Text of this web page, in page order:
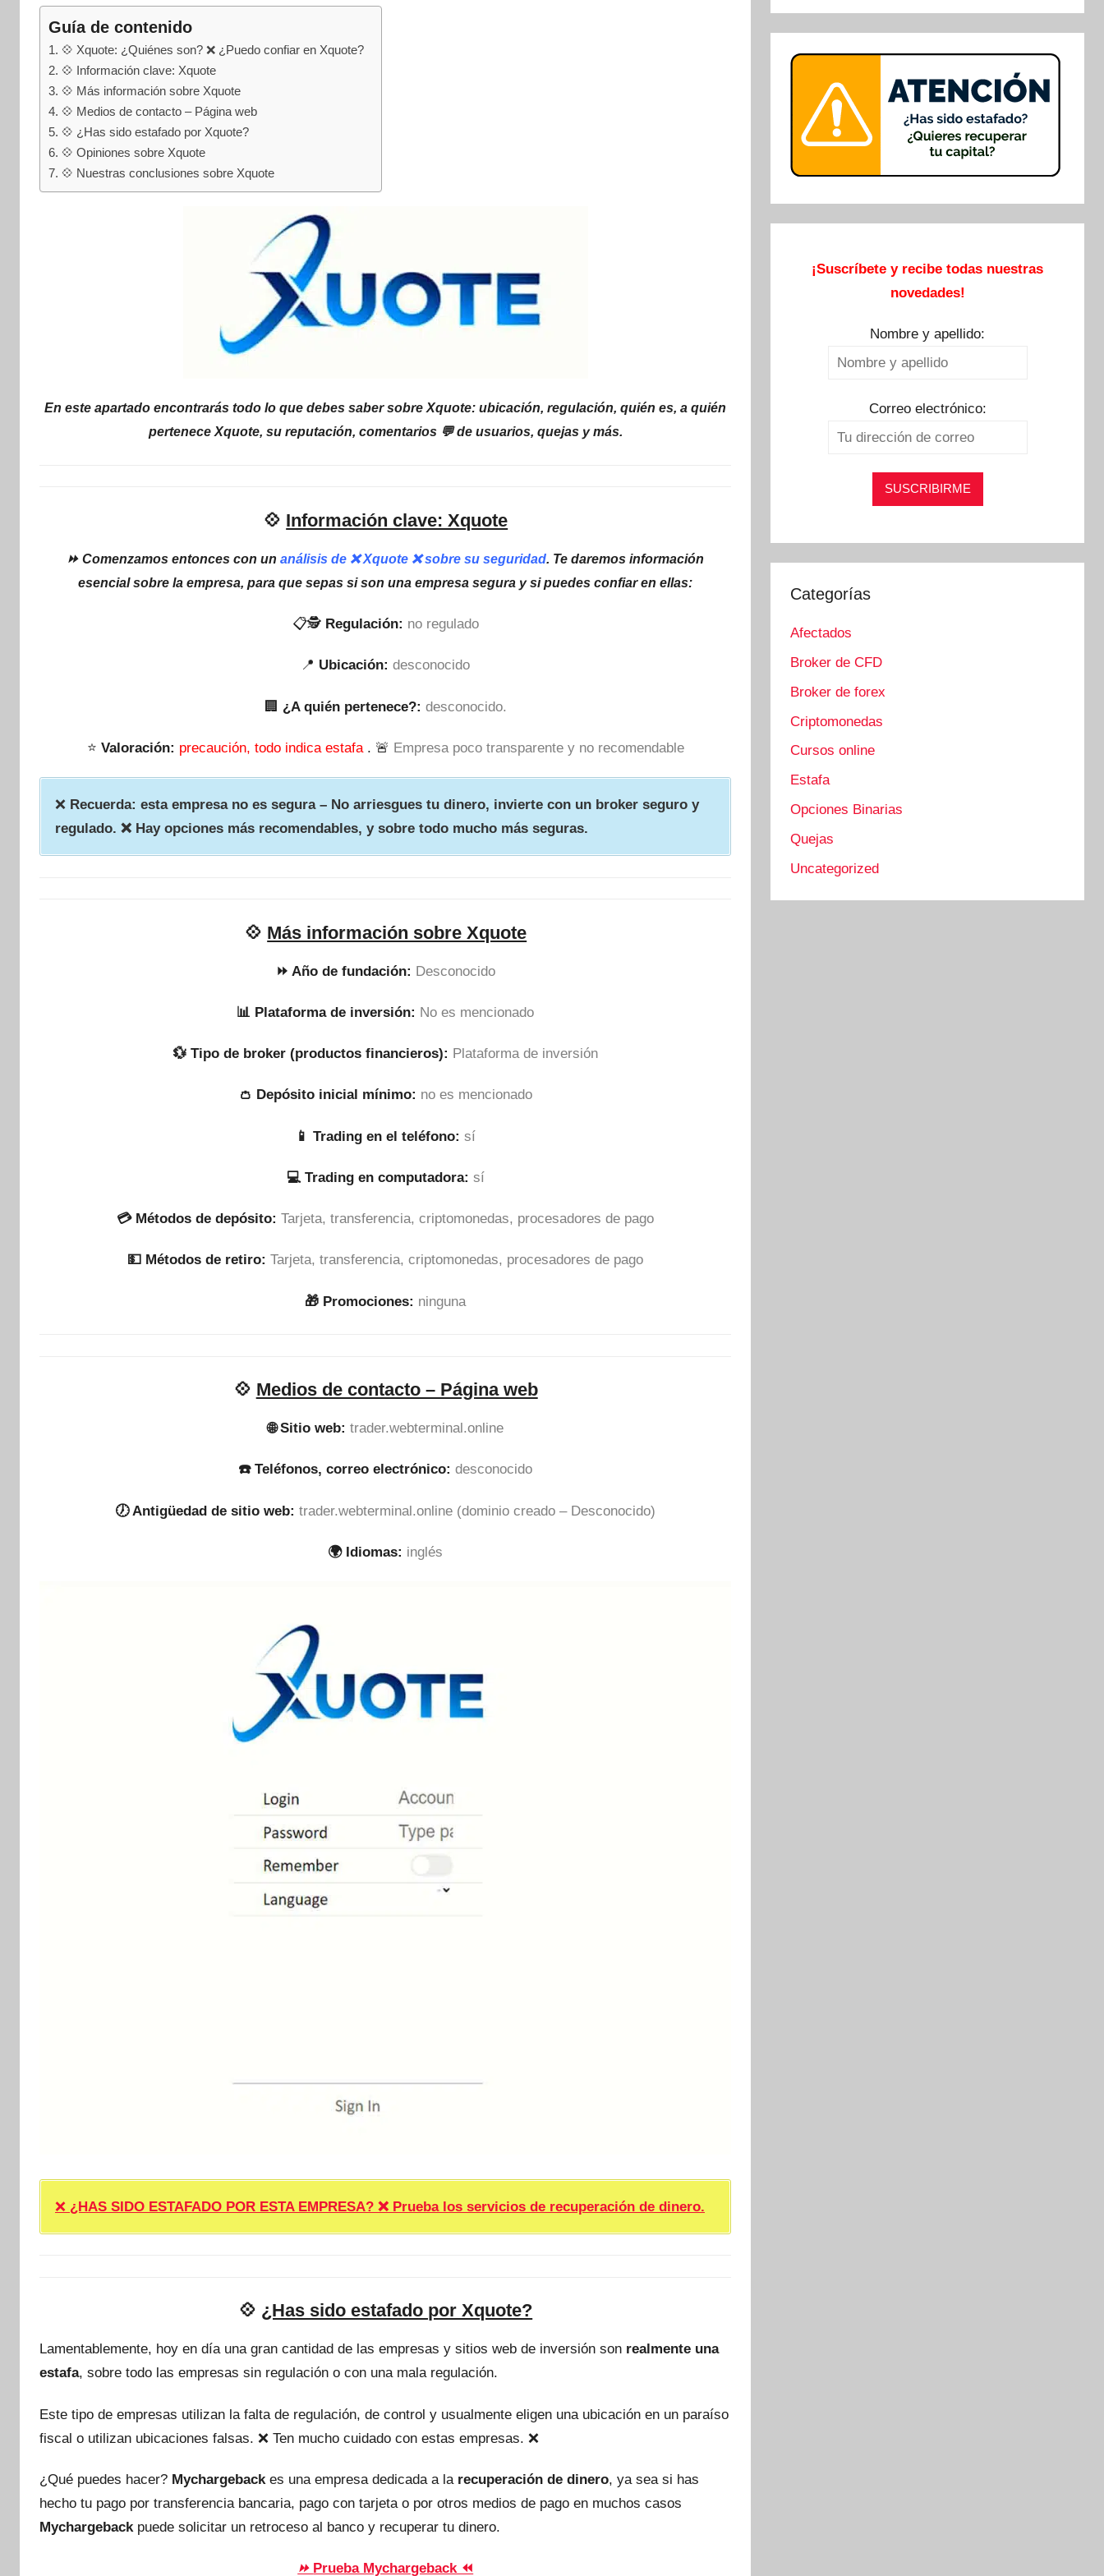
Estafado.com
Guía de contenido
💠 Xquote: ¿Quiénes son? ❌ ¿Puedo confiar en Xquote?
💠 Información clave: Xquote
💠 Más información sobre Xquote
💠 Medios de contacto – Página web
💠 ¿Has sido estafado por Xquote?
💠 Opiniones sobre Xquote
💠 Nuestras conclusiones sobre Xquote
En este apartado encontrarás todo lo que debes saber sobre Xquote: ubicación, regulación, quién es, a quién
pertenece Xquote, su reputación, comentarios 💬 de usuarios, quejas y más.
💠 Información clave: Xquote
⏩ Comenzamos entonces con unanálisis de ❌ Xquote ❌ sobre su seguridad. Te daremos información
esencial sobre la empresa, para que sepas si son una empresa segura y si puedes confiar en ellas:
📋🕵 Regulación: no regulado
📍 Ubicación: desconocido
🏢 ¿A quién pertenece?: desconocido.
⭐ Valoración: precaución, todo indica estafa . 🚨 Empresa poco transparente y no recomendable
❌ Recuerda: esta empresa no es segura – No arriesgues tu dinero, invierte con un broker seguro y
regulado. ❌ Hay opciones más recomendables, y sobre todo mucho más seguras.
💠 Más información sobre Xquote
⏩ Año de fundación: Desconocido
📊 Plataforma de inversión: No es mencionado
💱 Tipo de broker (productos financieros): Plataforma de inversión
👛 Depósito inicial mínimo: no es mencionado
📱 Trading en el teléfono: sí
💻 Trading en computadora: sí
💳 Métodos de depósito: Tarjeta, transferencia, criptomonedas, procesadores de pago
💵​ Métodos de retiro: Tarjeta, transferencia, criptomonedas, procesadores de pago
🎁 Promociones: ninguna
💠 Medios de contacto – Página web
🌐 Sitio web: trader.webterminal.online
☎️ Teléfonos, correo electrónico: desconocido
🕖 Antigüedad de sitio web: trader.webterminal.online (dominio creado – Desconocido)
🌍 Idiomas: inglés
❌ ¿HAS SIDO ESTAFADO POR ESTA EMPRESA? ❌ Prueba los servicios de recuperación de dinero.
💠 ¿Has sido estafado por Xquote?
Lamentablemente, hoy en día una gran cantidad de las empresas y sitios web de inversión son realmente una
estafa, sobre todo las empresas sin regulación o con una mala regulación.
Este tipo de empresas utilizan la falta de regulación, de control y usualmente eligen una ubicación en un paraíso
fiscal o utilizan ubicaciones falsas. ❌ Ten mucho cuidado con estas empresas. ❌
¿Qué puedes hacer? Mychargebackes una empresa dedicada a la recuperación de dinero, ya sea si has
hecho tu pago por transferencia bancaria, pago con tarjeta o por otros medios de pago en muchos casos
Mychargebackpuede solicitar un retroceso al banco y recuperar tu dinero.
⏩ Prueba Mychargeback ⏪
¡Suscríbete y recibe todas nuestras
novedades!
Nombre y apellido:
Correo electrónico:
Categorías
Afectados
Broker de CFD
Broker de forex
Criptomonedas
Cursos online
Estafa
Opciones Binarias
Quejas
Uncategorized